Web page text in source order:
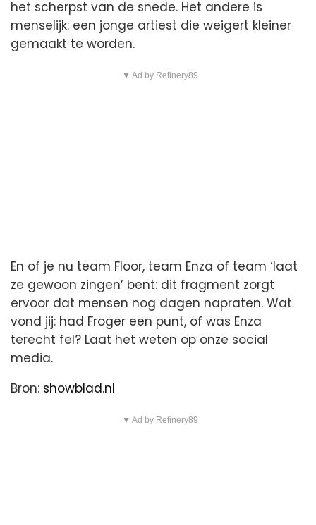
het scherpst van de snede. Het andere is
menselijk: een jonge artiest die weigert kleiner
gemaakt te worden.
▼ Ad by Refinery89
En of je nu team Floor, team Enza of team ‘laat
ze gewoon zingen’ bent: dit fragment zorgt
ervoor dat mensen nog dagen napraten. Wat
vond jij: had Froger een punt, of was Enza
terecht fel? Laat het weten op onze social
media.
Bron: showblad.nl
▼ Ad by Refinery89